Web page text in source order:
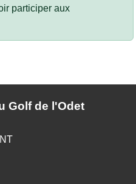
participer aux
Golf de l'Odet